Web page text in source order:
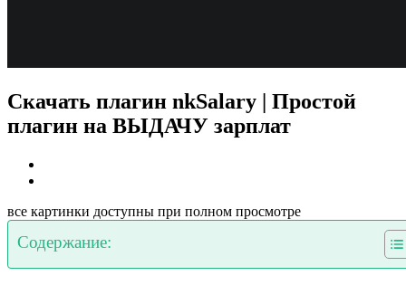
Скачать плагин nkSalary | Простой
плагин на ВЫДАЧУ зарплат
все картинки доступны при полном просмотре
Содержание: